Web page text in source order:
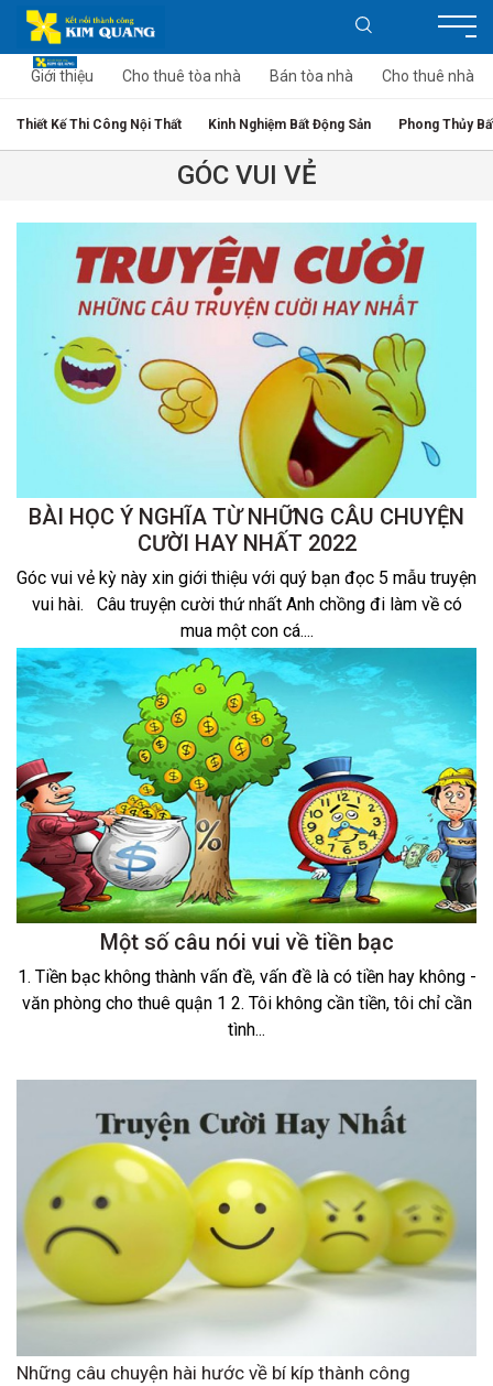
Giới thiệu Cho thuê tòa nhà Bán tòa nhà Cho thuê nhà
Thiết Kế Thi Công Nội Thất Kinh Nghiệm Bất Động Sản Phong Thủy
GÓC VUI VẺ
BÀI HỌC Ý NGHĨA TỪ NHỮNG CÂU CHUYỆN
CƯỜI HAY NHẤT 2022
Góc vui vẻ kỳ này xin giới thiệu với quý bạn đọc 5 mẫu truyện
vui hài. Câu truyện cười thứ nhất Anh chồng đi làm về có
mua một con cá....
Một số câu nói vui về tiền bạc
1. Tiền bạc không thành vấn đề, vấn đề là có tiền hay không -
văn phòng cho thuê quận 1 2. Tôi không cần tiền, tôi chỉ cần
tình...
Những câu chuyện hài hước về bí kíp thành công